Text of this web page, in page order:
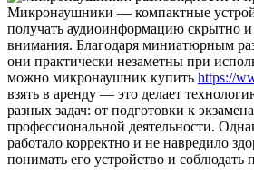
Микронаушники — компактные
получать аудиоинформацию скрытно и
внимания. Благодаря миниатюрным
они практически незаметны при
можно микронаушник купить https://
взять в аренду — это делает
разных задач: от подготовки к
профессиональной деятельности.
работало корректно и не навредило
понимать его устройство и соблюдать